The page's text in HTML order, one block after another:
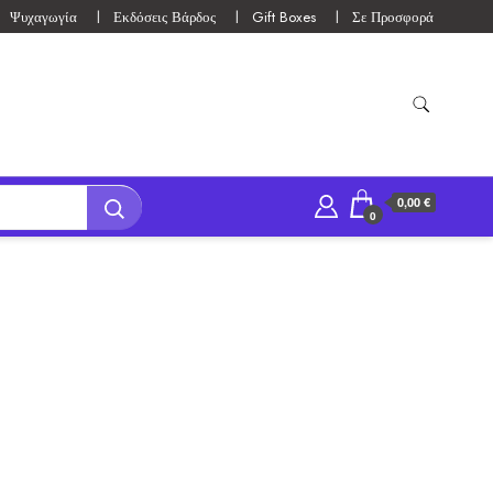
Ψυχαγωγία Εκδόσεις Βάρδος Gift Boxes Σε Προσφορά
0
0,00 €